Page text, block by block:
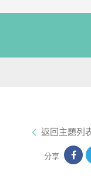
返回主題列
分享